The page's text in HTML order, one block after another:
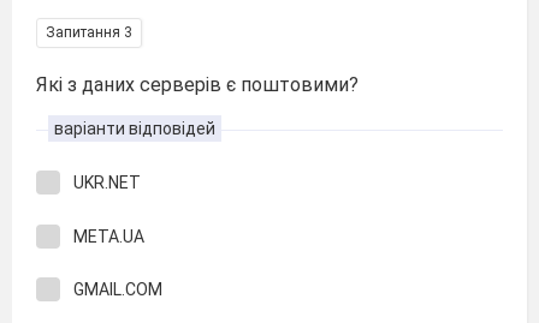
Запитання 3
Які з даних серверів є поштовими?
варіанти відповідей
UKR.NET
META.UA
GMAIL.COM